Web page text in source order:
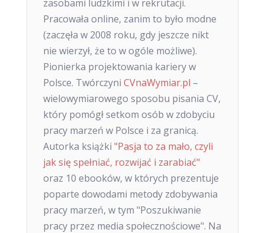
zasobami ludzkimi i w rekrutacji.
Pracowała online, zanim to było modne
(zaczęła w 2008 roku, gdy jeszcze nikt
nie wierzył, że to w ogóle możliwe).
Pionierka projektowania kariery w
Polsce. Twórczyni CVnaWymiar.pl –
wielowymiarowego sposobu pisania CV,
który pomógł setkom osób w zdobyciu
pracy marzeń w Polsce i za granicą.
Autorka książki "Pasja to za mało, czyli
jak się spełniać, rozwijać i zarabiać"
oraz 10 ebooków, w których prezentuje
poparte dowodami metody zdobywania
pracy marzeń, w tym "Poszukiwanie
pracy przez media społecznościowe". Na